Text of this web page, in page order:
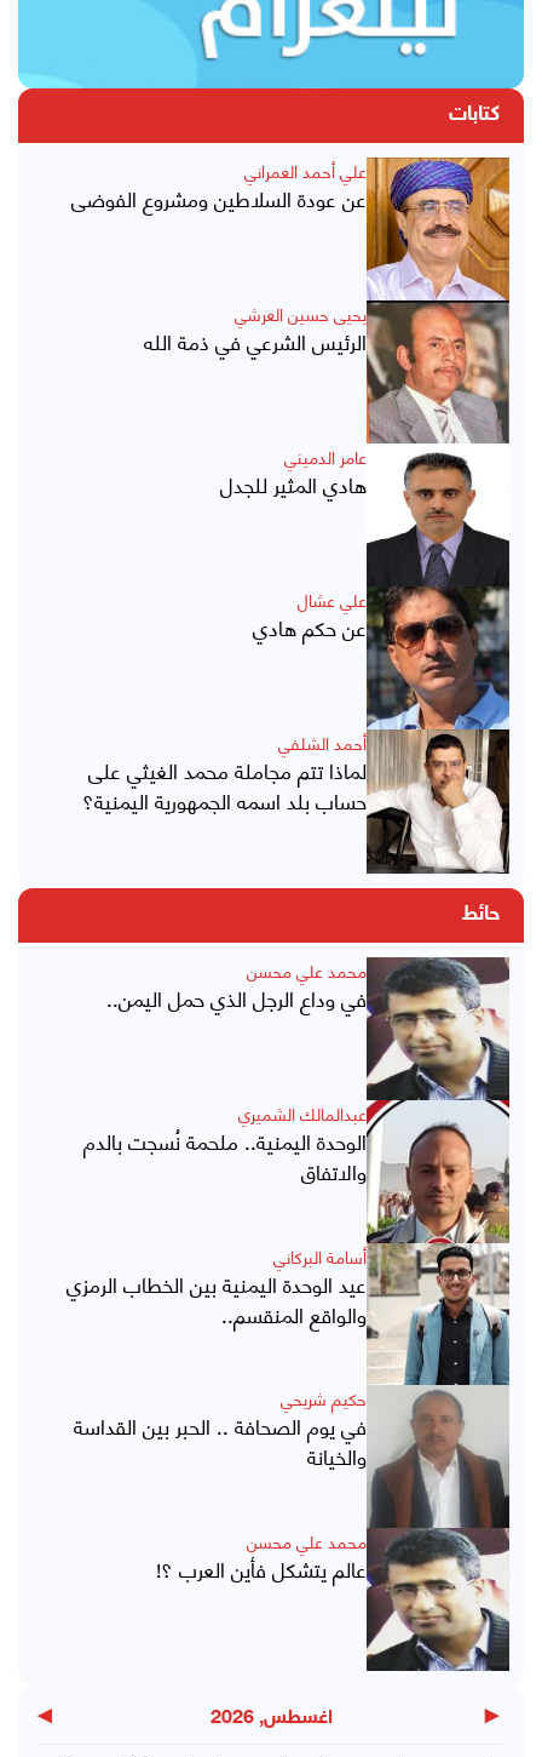
كتابات
علي أحمد العمراني
عن عودة السلاطين ومشروع الفوضى
يحيى حسين العرشي
الرئيس الشرعي في ذمة الله
عامر الدميني
هادي المثير للجدل
علي عشال
عن حكم هادي
أحمد الشلفي
لماذا تتم مجاملة محمد الغيثي على
حساب بلد اسمه الجمهورية اليمنية؟
حائط
محمد علي محسن
في وداع الرجل الذي حمل اليمن..
عبدالمالك الشميري
الوحدة اليمنية.. ملحمة نُسجت بالدم
والاتفاق
أسامة البركاني
عيد الوحدة اليمنية بين الخطاب الرمزي
والواقع المنقسم..
حكيم شريحي
في يوم الصحافة .. الحبر بين القداسة
والخيانة
محمد علي محسن
عالم يتشكل فأين العرب ؟!
◀ اغسطس, 2026 ▶